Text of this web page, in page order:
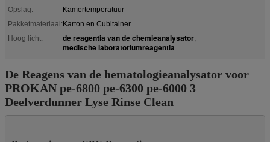
Opslag:
Kamertemperatuur
Pakketmateriaal:Karton en Cubitainer
Hoog licht:
de reagentia van de chemieanalysator,
medische laboratoriumreagentia
De Reagens van de hematologieanalysator voor
PROKAN pe-6800 pe-6300 pe-6000 3
Deelverdunner Lyse Rinse Clean